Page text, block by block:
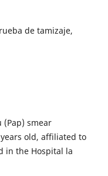
de tamizaje,
(Pap) smear
old, affiliated to
in the Hospital la